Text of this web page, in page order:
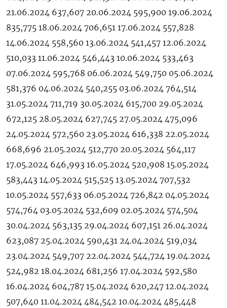
21.06.2024 637,607 20.06.2024 595,900 19.06.2024
835,775 18.06.2024 706,651 17.06.2024 557,828
14.06.2024 558,560 13.06.2024 541,457 12.06.2024
510,033 11.06.2024 546,443 10.06.2024 533,463
07.06.2024 595,768 06.06.2024 549,750 05.06.2024
581,376 04.06.2024 540,255 03.06.2024 764,514
31.05.2024 711,719 30.05.2024 615,700 29.05.2024
672,125 28.05.2024 627,745 27.05.2024 475,096
24.05.2024 572,560 23.05.2024 616,338 22.05.2024
668,696 21.05.2024 512,770 20.05.2024 564,117
17.05.2024 646,993 16.05.2024 520,908 15.05.2024
583,443 14.05.2024 515,525 13.05.2024 707,532
10.05.2024 557,633 06.05.2024 726,842 04.05.2024
574,764 03.05.2024 532,609 02.05.2024 574,504
30.04.2024 563,135 29.04.2024 607,151 26.04.2024
623,087 25.04.2024 590,431 24.04.2024 519,034
23.04.2024 549,707 22.04.2024 544,724 19.04.2024
524,982 18.04.2024 681,256 17.04.2024 592,580
16.04.2024 604,787 15.04.2024 620,247 12.04.2024
507,640 11.04.2024 484,542 10.04.2024 485,448